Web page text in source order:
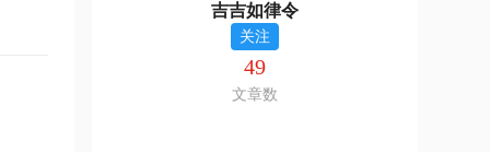
吉吉如律令
关注
49
文章数